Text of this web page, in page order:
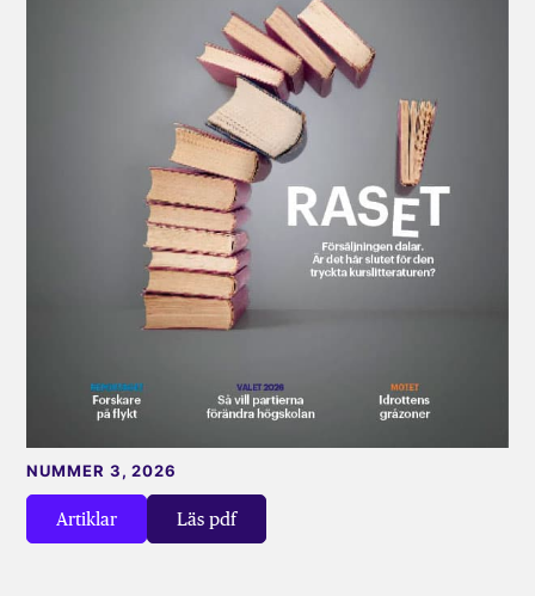
Artiklar Läs pdf
NUMMER 3, 2026